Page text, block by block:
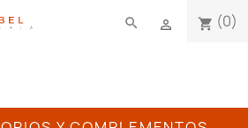
shopping_cart (0)

search